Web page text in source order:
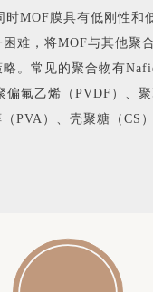
时MOF膜具有低刚性和
难，将MOF与其他聚
。常见的聚合物有
偏氟乙烯（PVDF）、
PVA）、壳聚糖（CS）